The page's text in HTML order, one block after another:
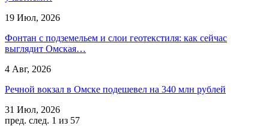
19 Июл, 2026
Фонтан с подземельем и слои геотекстиля: как сейчас
выглядит Омская…
4 Авг, 2026
Речной вокзал в Омске подешевел на 340 млн рублей
31 Июл, 2026
пред. след. 1 из 57